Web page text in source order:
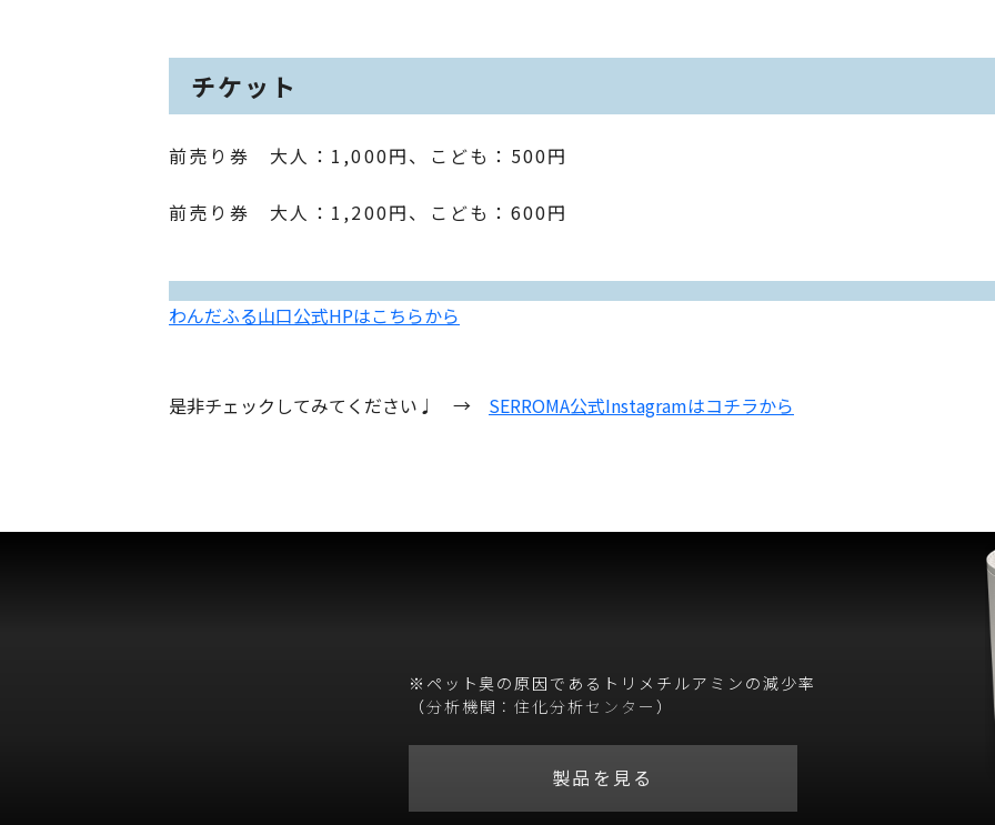
チケット
前売り券 大人：1,000円、こども：500円
前売り券 大人：1,200円、こども：600円
わんだふる山口公式HPはこちらから
是非チェックしてみてください♩ → SERROMA公式Instagramはコチラから
※ペット臭の原因であるトリメチルアミンの減少率
（分析機関：住化分析センター）
製品を見る